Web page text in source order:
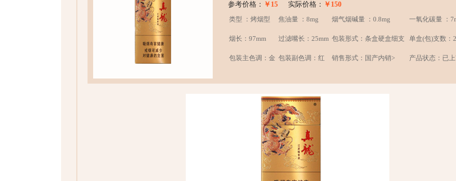
参考价格： ￥15 实际价格： ￥150
类型 ：烤烟型
焦油量 ：8mg 烟气烟碱量 ：0.8mg 一氧化碳量 ：
烟长：97mm 过滤嘴长：25mm 包装形式：条盒硬盒细支 单盒(包)支数：
包装主色调：金 包装副色调：红 销售形式：国产内销> 产品状态：已